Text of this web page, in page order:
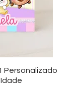
Personalizado